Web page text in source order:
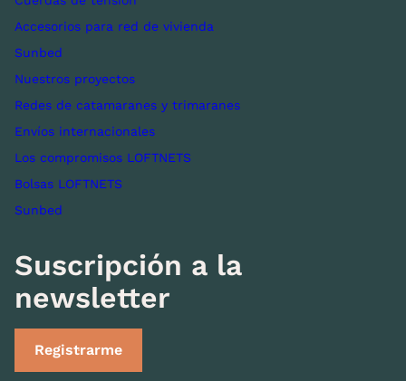
Accesorios para red de vivienda
Sunbed
Nuestros proyectos
Redes de catamaranes y trimaranes
Envíos internacionales
Los compromisos LOFTNETS
Bolsas LOFTNETS
Sunbed
Suscripción a la
newsletter
Registrarme